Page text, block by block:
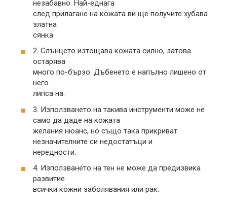
незабавно. Най-еднага
след прилагане на кожата ви ще получите хубава
златна
сянка.
2. Слънцето изтощава кожата силно, затова
остарява
много по-бързо. Дъбенето е напълно лишено от
него.
липса на.
3. Използването на такива инструменти може не
само да даде на кожата
желания нюанс, но също така прикриват
незначителните си недостатъци и
нередности.
4. Използването на тен не може да предизвика
развитие
всички кожни заболявания или рак.